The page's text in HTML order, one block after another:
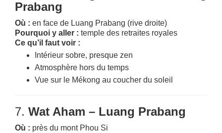
Prabang
Où : en face de Luang Prabang (rive droite)
Pourquoi y aller : temple des retraites royales
Ce qu’il faut voir :
Intérieur sobre, presque zen
Atmosphère hors du temps
Vue sur le Mékong au coucher du soleil
7. Wat Aham – Luang Prabang
Où : près du mont Phou Si